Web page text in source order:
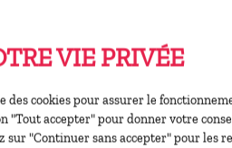
VISITE
Tous les
VIE PRIVÉE
des cookies pour assurer le
"Tout accepter" pour donner votre
sur "Continuer sans accepter" pour les